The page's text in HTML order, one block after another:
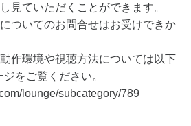
見ていただくことができます。
ついてのお問合せはお受けできか
作環境や視聴方法については以下
をご覧ください。
lounge/subcategory/789